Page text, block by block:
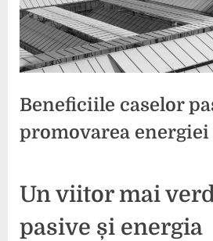
Beneficiile caselor
promovarea energiei
on
noiembrie
Un viitor mai
pasive și energia